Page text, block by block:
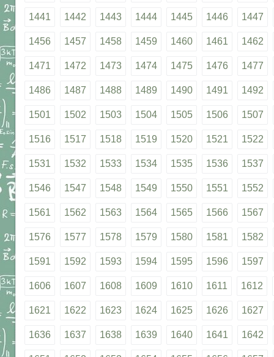
1441 1442 1443 1444 1445 1446 1447
1456 1457 1458 1459 1460 1461 1462
1471 1472 1473 1474 1475 1476 1477
1486 1487 1488 1489 1490 1491 1492
1501 1502 1503 1504 1505 1506 1507
1516 1517 1518 1519 1520 1521 1522
1531 1532 1533 1534 1535 1536 1537
1546 1547 1548 1549 1550 1551 1552
1561 1562 1563 1564 1565 1566 1567
1576 1577 1578 1579 1580 1581 1582
1591 1592 1593 1594 1595 1596 1597
1606 1607 1608 1609 1610 1611 1612
1621 1622 1623 1624 1625 1626 1627
1636 1637 1638 1639 1640 1641 1642